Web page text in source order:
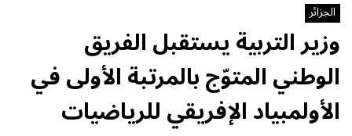
الجزائر
وزير التربية يستقبل الفريق
الوطني المتوّج بالمرتبة الأولى في
الأولمبياد الإفريقي للرياضيات